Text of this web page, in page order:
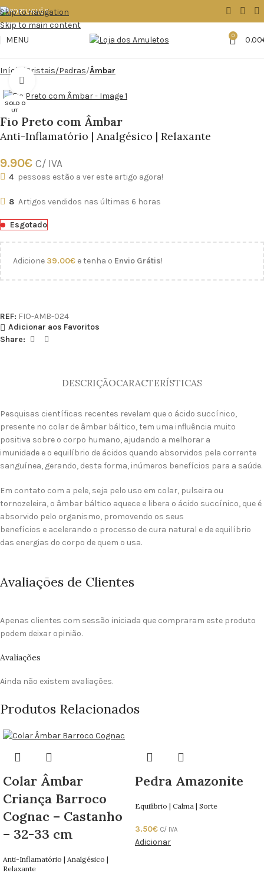
Skip to navigation
Skip to main content
MENU
0 0.00
Início Cristais/Pedras Âmbar
SOLD O
UT
Fio Preto com Âmbar
Anti-Inflamatório | Analgésico | Relaxante
9.90€ C/ IVA
4 pessoas estão a ver este artigo agora!
8 Artigos vendidos nas últimas 6 horas
Esgotado
Adicione 39.00€ e tenha o Envio Grátis!
REF: FIO-AMB-024
Adicionar aos Favoritos
Share:
DESCRIÇÃOCARACTERÍSTICAS
Pesquisas científicas recentes revelam que o ácido succínico,
presente no colar de âmbar báltico, tem uma inﬂuência muito
positiva sobre o corpo humano, ajudando a melhorar a
imunidade e o equilíbrio de ácidos quando absorvidos pela corrente
sanguínea, gerando, desta forma, inúmeros benefícios para a saúde.
Em contato com a pele, seja pelo uso em colar, pulseira ou
tornozeleira, o âmbar báltico aquece e libera o ácido succínico, que é
absorvido pelo organismo, promovendo os seus
benefícios e acelerando o processo de cura natural e de equilíbrio
das energias do corpo de quem o usa.
Avaliações de Clientes
Avaliações
Ainda não existem avaliações.
Apenas clientes com sessão iniciada que compraram este produto
podem deixar opinião.
Produtos Relacionados
Colar Âmbar
Criança Barroco
Cognac – Castanho
– 32-33 cm
Anti-Inflamatório | Analgésico |
Relaxante
Pedra Amazonite
Equilíbrio | Calma | Sorte
3.50€ C/ IVA
Adicionar